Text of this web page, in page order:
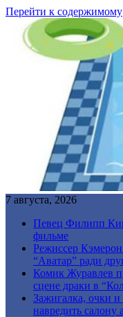
Перейти к содержимому
7 августа, 2026
Певец Филипп
фильме
Режиссер
“Аватар” ради
Комик Журавлев
сцене драки в
Зажигалка, очки
навредить салону